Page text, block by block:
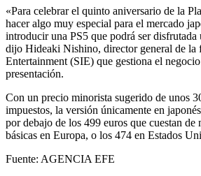
«Para celebrar el quinto aniversario de la
hacer algo muy especial para el mercado
introducir una PS5 que podrá ser disfrutada
dijo Hideaki Nishino, director general de
Entertainment (SIE) que gestiona el
presentación.
Con un precio minorista sugerido de unos
impuestos, la versión únicamente en
por debajo de los 499 euros que cuestan de
básicas en Europa, o los 474 en Estados
Fuente: AGENCIA EFE